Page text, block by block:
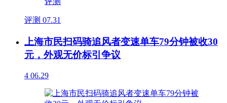
评测 07.31
上海市民扫码骑追风者变速单车79分钟被收30
元，外观无价标引争议
4 06.29